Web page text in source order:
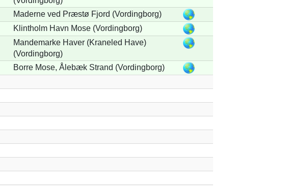
Maderne ved Præstø Fjord (Vordingborg)
Klintholm Havn Mose (Vordingborg)
Mandemarke Haver (Kraneled Have)
(Vordingborg)
Borre Mose, Ålebæk Strand (Vordingborg)